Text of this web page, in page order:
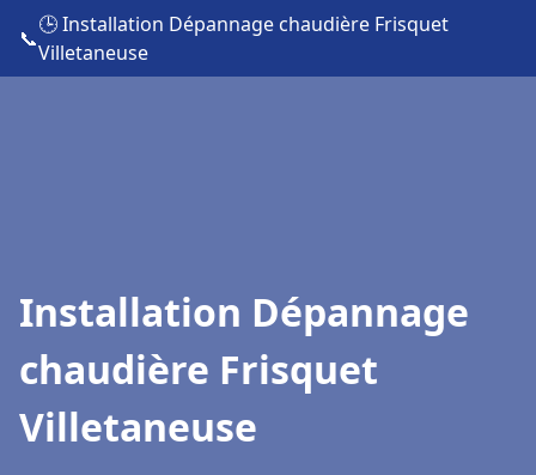
📞
🕒 Installation Dépannage chaudière Frisquet
Villetaneuse
Installation Dépannage
chaudière Frisquet
Villetaneuse